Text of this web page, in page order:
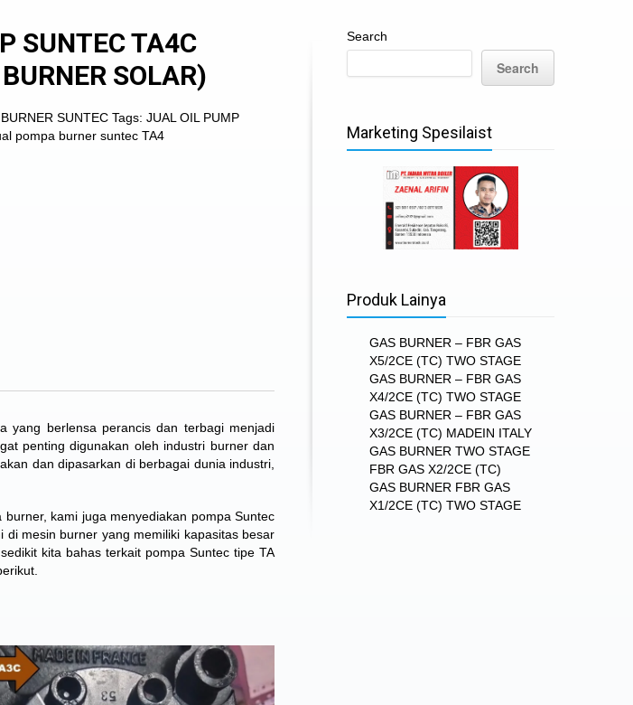
SUNTEC TA4C
SOLAR)
SUNTEC Tags:JUAL OIL PUMP
pompa burner suntec TA4
yang berlensa perancis dan terbagi menjadi
penting digunakan oleh industri burner dan
dan dipasarkan di berbagai dunia industri,
kami juga menyediakan pompa Suntec
mesin burner yang memiliki kapasitas besar
kita bahas terkait pompa Suntec tipe TA
Search
Search
Marketing Spesilaist
Produk Lainya
GAS BURNER – FBR GAS
X5/2CE (TC) TWO STAGE
GAS BURNER – FBR GAS
X4/2CE (TC) TWO STAGE
GAS BURNER – FBR GAS
X3/2CE (TC) MADEIN ITALY
GAS BURNER TWO STAGE
FBR GAS X2/2CE (TC)
GAS BURNER FBR GAS
X1/2CE (TC) TWO STAGE